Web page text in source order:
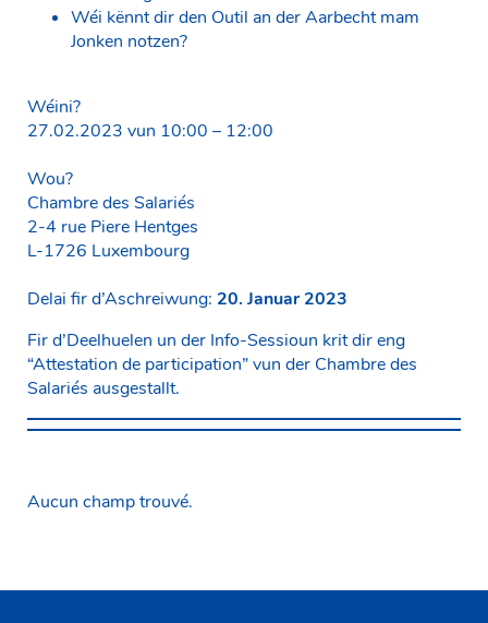
Wéi kënnt dir den Outil an der Aarbecht mam
Jonken notzen?
Wéini?
27.02.2023 vun 10:00 – 12:00
Wou?
Chambre des Salariés
2-4 rue Piere Hentges
L-1726 Luxembourg
Delai fir d’Aschreiwung: 20. Januar 2023
Fir d’Deelhuelen un der Info-Sessioun krit dir eng
“Attestation de participation” vun der Chambre des
Salariés ausgestallt.
Aucun champ trouvé.